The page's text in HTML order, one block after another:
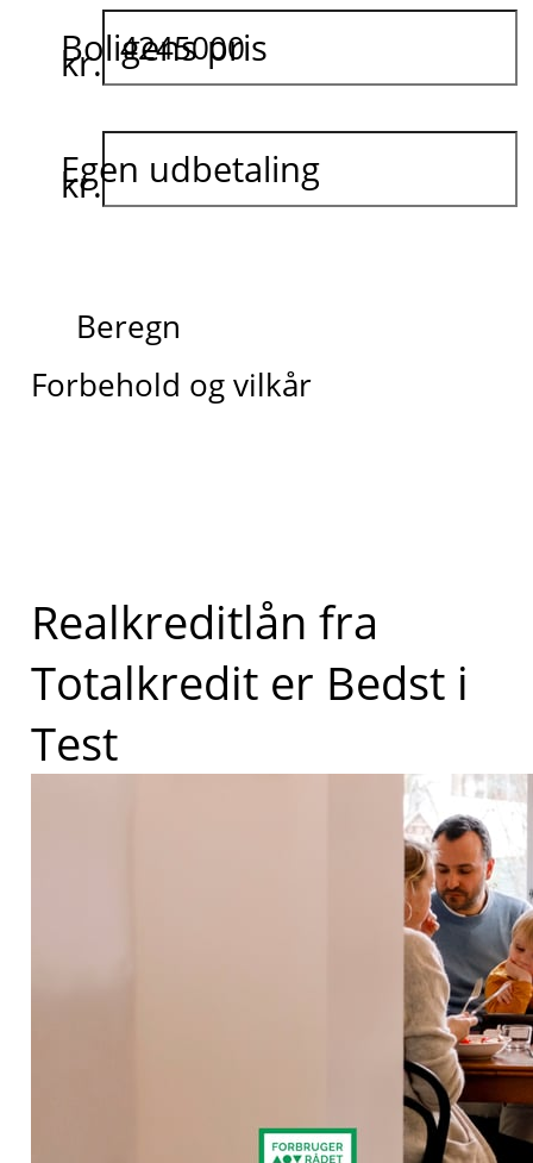
Boligens pris
kr.
Egen udbetaling
kr.
Beregn
Forbehold og vilkår
Realkreditlån fra
Totalkredit er Bedst i
Test